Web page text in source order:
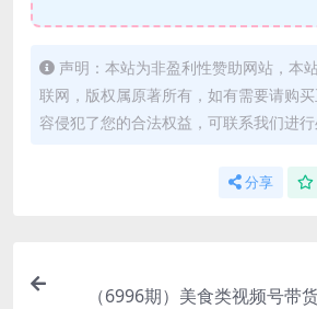
声明：本站为非盈利性赞助网站，本
联网，版权属原著所有，如有需要请购
容侵犯了您的合法权益，可联系我们进行
分享
（6996期）美食类视频号带